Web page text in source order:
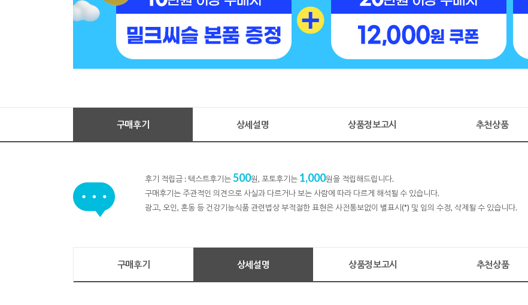
구매후기 상세설명 상품정보고시 추천상품
후기 적립금 : 텍스트후기는500원, 포토후기는 1,000원을 적립해드립니다.
구매후기는 주관적인 의견으로 사실과 다르거나 보는 사람에 따라 다르게 해석될 수 있습니다.
광고, 오인, 혼동 등 건강기능식품 관련법상 부적절한 표현은 사전통보없이 별표시(*) 및 임의 수정, 삭제될 수 있습니다.
구매후기 상세설명 상품정보고시 추천상품